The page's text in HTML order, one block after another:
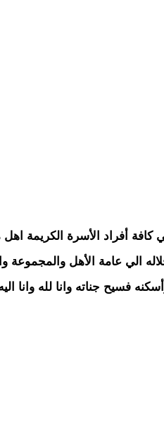
كافة أفراد الأسرة الكريمة
الي عامة الأهل والمجموعة
فسيح جناته وانا لله وانا